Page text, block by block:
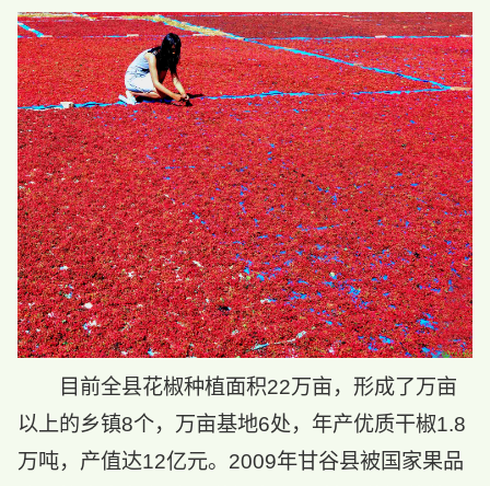
目前全县花椒种植面积22万亩，形成了万亩
以上的乡镇8个，万亩基地6处，年产优质干椒1.8
万吨，产值达12亿元。2009年甘谷县被国家果品